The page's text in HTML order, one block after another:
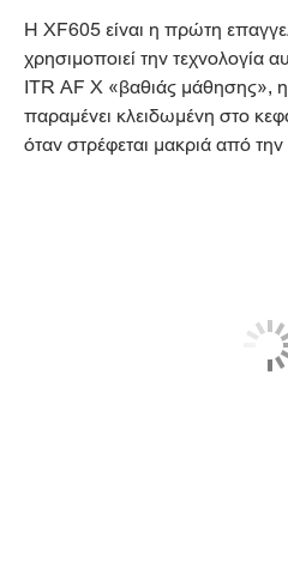
Η XF605 είναι η πρώτη
χρησιμοποιεί την τεχνολογία
ITR AF X «βαθιάς μάθησης»,
παραμένει κλειδωμένη στο
όταν στρέφεται μακριά από